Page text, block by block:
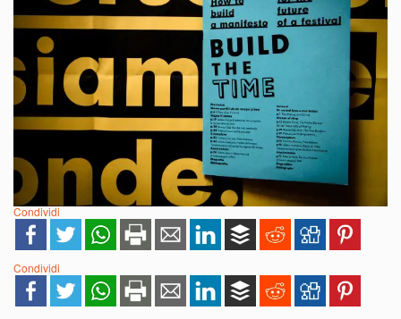
Condividi
Condividi